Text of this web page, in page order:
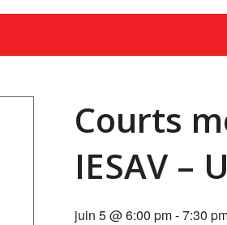
Courts
IESAV –
juin 5 @ 6:00 pm-7:30